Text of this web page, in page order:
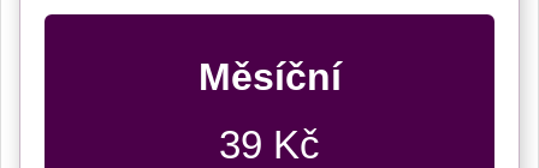
Měsíční
39 Kč